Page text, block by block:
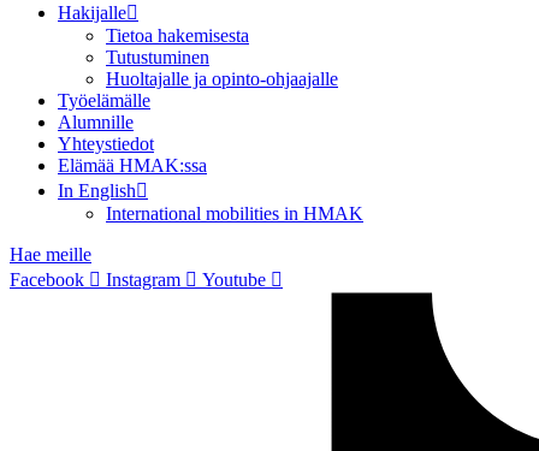
Hakijalle
Tietoa hakemisesta
Tutustuminen
Huoltajalle ja opinto-ohjaajalle
Työelämälle
Alumnille
Yhteystiedot
Elämää HMAK:ssa
In English
International mobilities in HMAK
Hae meille
Facebook
Instagram Youtube